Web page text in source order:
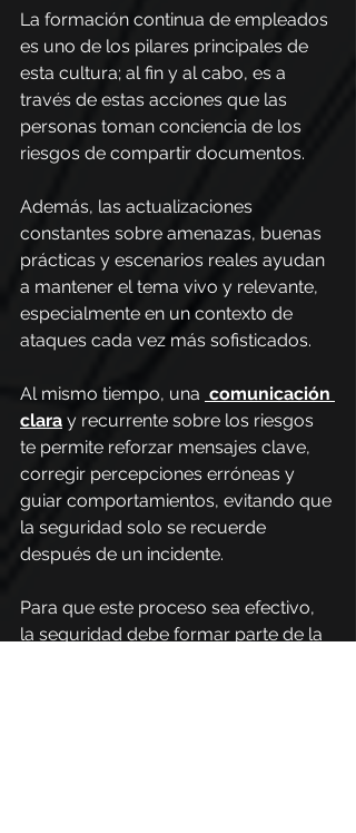
La formación continua de empleados
es uno de los pilares principales de
esta cultura; al fin y al cabo, es a
través de estas acciones que las
personas toman conciencia de los
riesgos de compartir documentos.
Además, las actualizaciones
constantes sobre amenazas, buenas
prácticas y escenarios reales ayudan
a mantener el tema vivo y relevante,
especialmente en un contexto de
ataques cada vez más sofisticados.
Al mismo tiempo, una comunicación
clara y recurrente sobre los riesgos
te permite reforzar mensajes clave,
corregir percepciones erróneas y
guiar comportamientos, evitando que
la seguridad solo se recuerde
después de un incidente.
Para que este proceso sea efectivo,
la seguridad debe formar parte de la